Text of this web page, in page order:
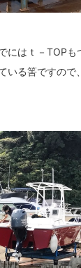
にはｔ－TOPも
いる筈ですので